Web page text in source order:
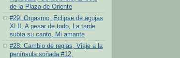
de la Plaza de Oriente
#29: Orgasmo, Eclipse de agujas
XLII, A pesar de todo, La tarde
subía su canto, Mi amante
#28: Cambio de reglas, Viaje a la
península soñada #12,